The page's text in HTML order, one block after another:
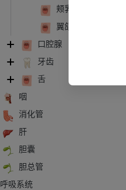
颊乳头（反刍动物）
翼颌褶，翼颌皱襞
口腔腺
牙齿
舌
咽
消化管
肝
胆囊
胆总管
呼吸系统